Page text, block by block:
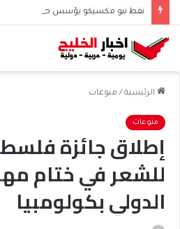
نفط نيو مكسيكو يؤسس صندوق 75 مليار دولار ويشعل جدل الإنفاق
الرئيسية / منوعات
منوعات
إطلاق جائزة
للشعر في ختام
الدولي بكولومبيا